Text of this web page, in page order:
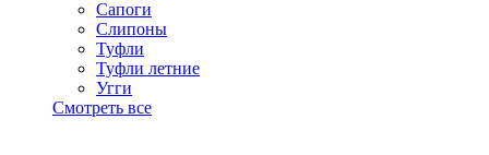
Сапоги
Слипоны
Туфли
Туфли летние
Угги
Смотреть все